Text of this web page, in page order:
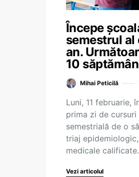
Începe
semestrul al
an.
10
Mihai Peticilă
Luni, 11 februarie,
prima zi de
semestrială de o
triaj
medicale
Vezi articolul